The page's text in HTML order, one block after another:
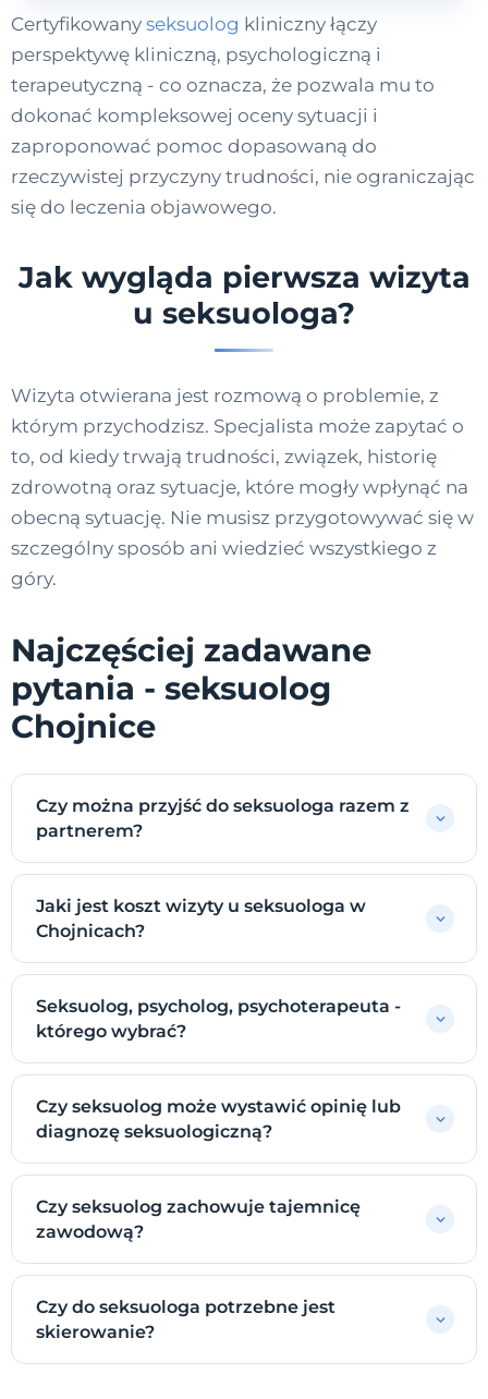
Certyfikowany seksuolog kliniczny łączy
perspektywę kliniczną, psychologiczną i
terapeutyczną - co oznacza, że pozwala mu to
dokonać kompleksowej oceny sytuacji i
zaproponować pomoc dopasowaną do
rzeczywistej przyczyny trudności, nie ograniczając
się do leczenia objawowego.
Jak wygląda pierwsza wizyta
u seksuologa?
Wizyta otwierana jest rozmową o problemie, z
którym przychodzisz. Specjalista może zapytać o
to, od kiedy trwają trudności, związek, historię
zdrowotną oraz sytuacje, które mogły wpłynąć na
obecną sytuację. Nie musisz przygotowywać się w
szczególny sposób ani wiedzieć wszystkiego z
góry.
Najczęściej zadawane
pytania - seksuolog
Chojnice
Czy można przyjść do seksuologa razem z
partnerem?
Jaki jest koszt wizyty u seksuologa w
Chojnicach?
Seksuolog, psycholog, psychoterapeuta -
którego wybrać?
Czy seksuolog może wystawić opinię lub
diagnozę seksuologiczną?
Czy seksuolog zachowuje tajemnicę
zawodową?
Czy do seksuologa potrzebne jest
skierowanie?